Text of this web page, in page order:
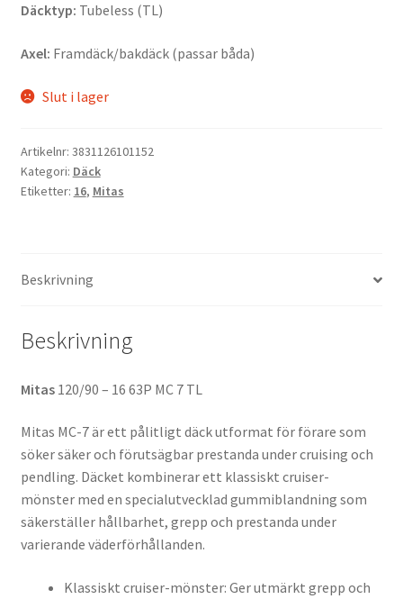
Däcktyp: Tubeless (TL)
Axel: Framdäck/bakdäck (passar båda)
Slut i lager
Artikelnr: 3831126101152
Kategori: Däck
Etiketter: 16, Mitas
Beskrivning
Beskrivning
Mitas 120/90 – 16 63P MC 7 TL
Mitas MC-7 är ett pålitligt däck utformat för förare som
söker säker och förutsägbar prestanda under cruising och
pendling. Däcket kombinerar ett klassiskt cruiser-
mönster med en specialutvecklad gummiblandning som
säkerställer hållbarhet, grepp och prestanda under
varierande väderförhållanden.
Klassiskt cruiser-mönster: Ger utmärkt grepp och